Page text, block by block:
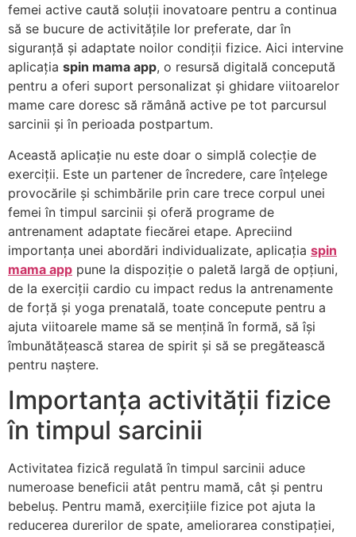
femei active caută soluții inovatoare pentru a continua
să se bucure de activitățile lor preferate, dar în
siguranță și adaptate noilor condiții fizice. Aici intervine
aplicația spin mama app, o resursă digitală concepută
pentru a oferi suport personalizat și ghidare viitoarelor
mame care doresc să rămână active pe tot parcursul
sarcinii și în perioada postpartum.
Această aplicație nu este doar o simplă colecție de
exerciții. Este un partener de încredere, care înțelege
provocările și schimbările prin care trece corpul unei
femei în timpul sarcinii și oferă programe de
antrenament adaptate fiecărei etape. Apreciind
importanța unei abordări individualizate, aplicația spin
mama app pune la dispoziție o paletă largă de opțiuni,
de la exerciții cardio cu impact redus la antrenamente
de forță și yoga prenatală, toate concepute pentru a
ajuta viitoarele mame să se mențină în formă, să își
îmbunătățească starea de spirit și să se pregătească
pentru naștere.
Importanța activității fizice
în timpul sarcinii
Activitatea fizică regulată în timpul sarcinii aduce
numeroase beneficii atât pentru mamă, cât și pentru
bebeluș. Pentru mamă, exercițiile fizice pot ajuta la
reducerea durerilor de spate, ameliorarea constipației,